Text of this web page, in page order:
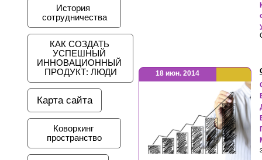
История
сотрудничества
КАК СОЗДАТЬ
УСПЕШНЫЙ
ИННОВАЦИОННЫЙ
ПРОДУКТ: ЛЮДИ
Карта сайта
Коворкинг
пространство
18 июн. 2014